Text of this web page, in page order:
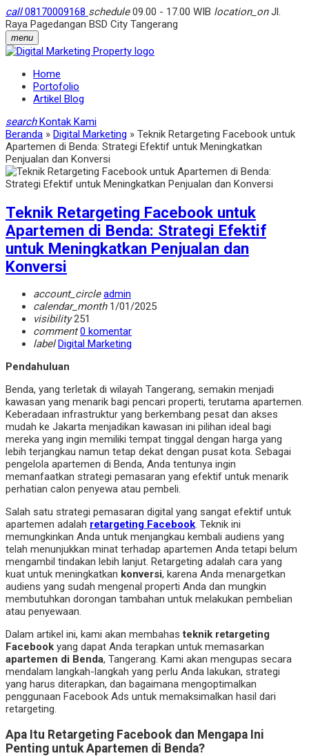
call08170009168 schedule09.00 - 17.00 WIB location_onJl.
Raya Pagedangan BSD City Tangerang
menu
Home
Portofolio
Artikel Blog
search Kontak Kami
Beranda » Digital Marketing » Teknik Retargeting Facebook untuk
Apartemen di Benda: Strategi Efektif untuk Meningkatkan
Penjualan dan Konversi
Teknik Retargeting Facebook untuk
Apartemen di Benda: Strategi Efektif
untuk Meningkatkan Penjualan dan
Konversi
account_circle admin
calendar_month1/01/2025
visibility251
comment 0 komentar
label Digital Marketing
Pendahuluan
Benda, yang terletak di wilayah Tangerang, semakin menjadi
kawasan yang menarik bagi pencari properti, terutama apartemen.
Keberadaan infrastruktur yang berkembang pesat dan akses
mudah ke Jakarta menjadikan kawasan ini pilihan ideal bagi
mereka yang ingin memiliki tempat tinggal dengan harga yang
lebih terjangkau namun tetap dekat dengan pusat kota. Sebagai
pengelola apartemen di Benda, Anda tentunya ingin
memanfaatkan strategi pemasaran yang efektif untuk menarik
perhatian calon penyewa atau pembeli.
Salah satu strategi pemasaran digital yang sangat efektif untuk
apartemen adalah retargeting Facebook. Teknik ini
memungkinkan Anda untuk menjangkau kembali audiens yang
telah menunjukkan minat terhadap apartemen Anda tetapi belum
mengambil tindakan lebih lanjut. Retargeting adalah cara yang
kuat untuk meningkatkan konversi, karena Anda menargetkan
audiens yang sudah mengenal properti Anda dan mungkin
membutuhkan dorongan tambahan untuk melakukan pembelian
atau penyewaan.
Dalam artikel ini, kami akan membahasteknik retargeting
Facebook yang dapat Anda terapkan untuk memasarkan
apartemen di Benda, Tangerang. Kami akan mengupas secara
mendalam langkah-langkah yang perlu Anda lakukan, strategi
yang harus diterapkan, dan bagaimana mengoptimalkan
penggunaan Facebook Ads untuk memaksimalkan hasil dari
retargeting.
Apa Itu Retargeting Facebook dan Mengapa Ini
Penting untuk Apartemen di Benda?